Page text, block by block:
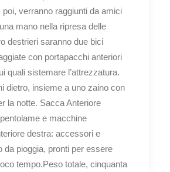
poi, verranno raggiunti da amici
mano nella ripresa delle
destrieri saranno due bici
con portapacchi anteriori
quali sistemare l’attrezzatura.
dietro, insieme a uno zaino con
la notte. Sacca Anteriore
e macchine
destra: accessori e
da pioggia, pronti per essere
tempo.Peso totale, cinquanta